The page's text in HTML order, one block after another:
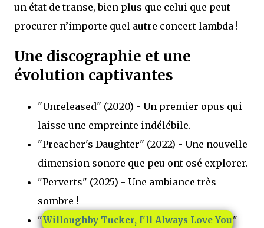
un état de transe, bien plus que celui que peut
procurer n’importe quel autre concert lambda !
Une discographie et une
évolution captivantes
"Unreleased" (2020) - Un premier opus qui
laisse une empreinte indélébile.
"Preacher's Daughter" (2022) - Une nouvelle
dimension sonore que peu ont osé explorer.
"Perverts" (2025) - Une ambiance très
sombre !
"Willoughby Tucker, I'll Always Love You"